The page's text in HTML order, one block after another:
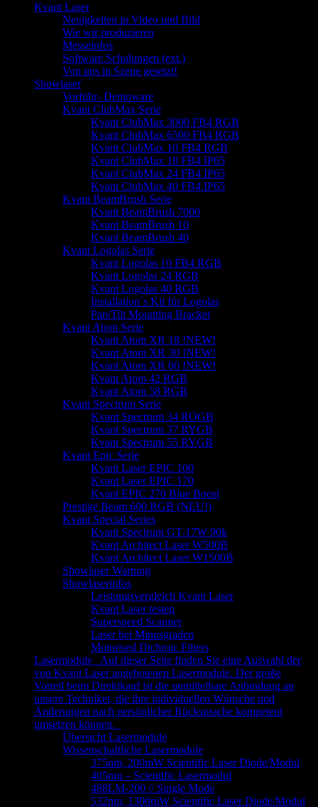
Kvant Laser
Neuigkeiten in Video und Bild
Wie wir produzieren
Messeinfos
Software Schulungen (ext.)
Von uns in Szene gesetzt!
Showlaser
Vorführ- Demoware
Kvant ClubMax Serie
Kvant ClubMax 3000 FB4 RGB
Kvant ClubMax 6500 FB4 RGB
Kvant ClubMax 10 FB4 RGB
Kvant ClubMax 18 FB4 IP65
Kvant ClubMax 24 FB4 IP65
Kvant ClubMax 40 FB4 IP65
Kvant BeamBrush Serie
Kvant BeamBrush 7000
Kvant BeamBrush 10
Kvant BeamBrush 40
Kvant Logolas Serie
Kvant Logolas 10 FB4 RGB
Kvant Logolas 24 RGB
Kvant Logolas 40 RGB
Installation`s Kit für Logolas
Pan/Tilt Mounting Bracket
Kvant Atom Serie
Kvant Atom XR 18 !NEW!
Kvant Atom XR 30 !NEW!
Kvant Atom XR 60 !NEW!
Kvant Atom 42 RGB
Kvant Atom 58 RGB
Kvant Spectrum Serie
Kvant Spectrum 34 ROGB
Kvant Spectrum 37 RYGB
Kvant Spectrum 55 RYGB
Kvant Epic Serie
Kvant Laser EPIC 100
Kvant Laser EPIC 170
Kvant EPIC 270 Blue Boost
Prestige Beam 600 RGB (NEU!)
Kvant Special Series
Kvant Spectrum GT-17W 90k
Kvant Architect Laser W500B
Kvant Architect Laser W1500B
Showlaser Wartung
Showlaserinfos
Leistungsvergleich Kvant Laser
Kvant Laser testen
Superspeed Scanner
Laser bei Minusgraden
Motorised Dichroic Filters
Lasermodule
Auf dieser Seite finden Sie eine Auswahl der
von Kvant Laser angebotenen Lasermodule. Der große
Vorteil beim Direktkauf ist die unmittelbare Anbindung an
unsere Techniker, die ihre individuellen Wünsche und
Änderungen nach persönlicher Rücksprache kompetent
umsetzen können.
Übersicht Lasermodule
Wissenschaftliche Lasermodule
375nm, 200mW Scientific Laser Diode/Modul
405nm – Scientific Lasermodul
488LM-200 // Single Mode
532nm, 1300mW Scientific Laser Diode/Modul